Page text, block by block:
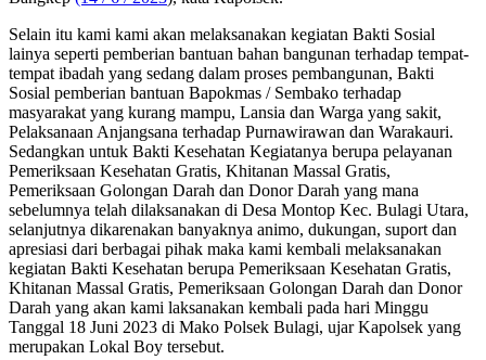
Selain itu kami kami akan melaksanakan kegiatan Bakti Sosial
lainya seperti pemberian bantuan bahan bangunan terhadap tempat-
tempat ibadah yang sedang dalam proses pembangunan, Bakti
Sosial pemberian bantuan Bapokmas / Sembako terhadap
masyarakat yang kurang mampu, Lansia dan Warga yang sakit,
Pelaksanaan Anjangsana terhadap Purnawirawan dan Warakauri.
Sedangkan untuk Bakti Kesehatan Kegiatanya berupa pelayanan
Pemeriksaan Kesehatan Gratis, Khitanan Massal Gratis,
Pemeriksaan Golongan Darah dan Donor Darah yang mana
sebelumnya telah dilaksanakan di Desa Montop Kec. Bulagi Utara,
selanjutnya dikarenakan banyaknya animo, dukungan, suport dan
apresiasi dari berbagai pihak maka kami kembali melaksanakan
kegiatan Bakti Kesehatan berupa Pemeriksaan Kesehatan Gratis,
Khitanan Massal Gratis, Pemeriksaan Golongan Darah dan Donor
Darah yang akan kami laksanakan kembali pada hari Minggu
Tanggal 18 Juni 2023 di Mako Polsek Bulagi, ujar Kapolsek yang
merupakan Lokal Boy tersebut.